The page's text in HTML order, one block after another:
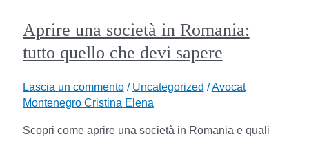
Aprire una società in Romania:
tutto quello che devi sapere
Lascia un commento / Uncategorized /Avocat
Montenegro Cristina Elena
Scopri come aprire una società in Romania e quali